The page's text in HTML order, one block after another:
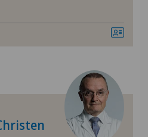
– Zervikale
(LWS)